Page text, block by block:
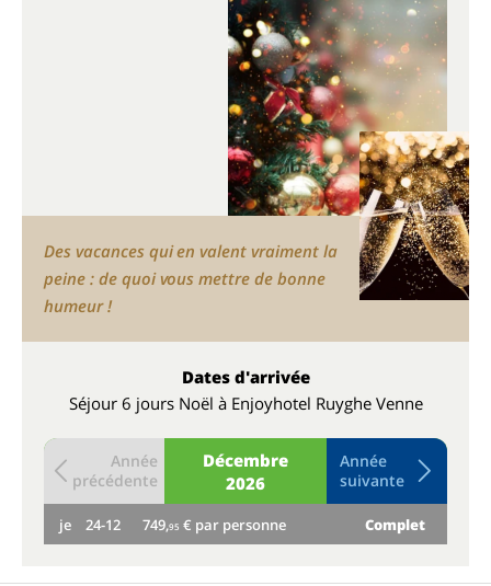
Des vacances qui en valent vraiment la
peine : de quoi vous mettre de bonne
humeur !
Dates d'arrivée
Séjour 6 jours Noël à Enjoyhotel Ruyghe Venne
Décembre
2026
Année
précédente
Année
suivante
je 24-12 749,95 € par personne Complet